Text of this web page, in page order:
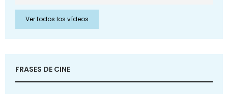
Ver todos los vídeos
FRASES DE CINE